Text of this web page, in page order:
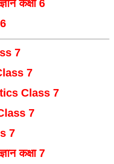
कक्षा 6
7
7
Class 7
7
7
कक्षा 7